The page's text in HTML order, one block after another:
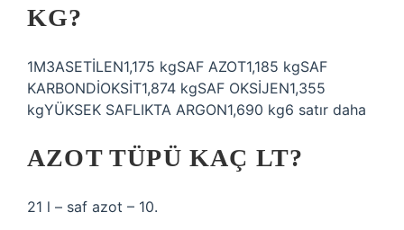
KG?
1M3ASETİLEN1,175 kgSAF AZOT1,185 kgSAF
KARBONDİOKSİT1,874 kgSAF OKSİJEN1,355
kgYÜKSEK SAFLIKTA ARGON1,690 kg6 satır daha
AZOT TÜPÜ KAÇ LT?
21 l – saf azot – 10.